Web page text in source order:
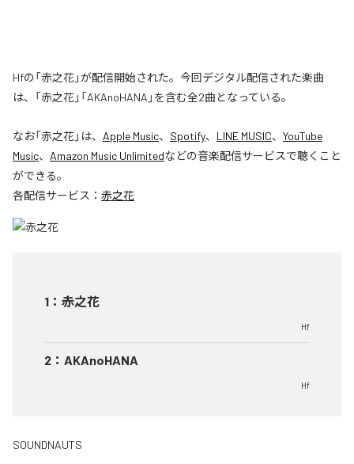
Hfの「赤之花」が配信開始された。今回デジタル配信された楽曲
は、「赤之花」「AKAnoHANA」を含む全2曲となっている。
なお「赤之花」は、 Apple Music、 Spotify、 LINE MUSIC、 YouTube
Music、 Amazon Music Unlimitedなどの音楽配信サービスで聴くこと
ができる。
各配信サービス： 赤之花
1 ： 赤之花
Hf
2 ： AKAnoHANA
Hf
SOUNDNAUTS